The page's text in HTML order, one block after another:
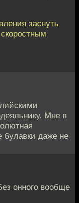
заснуть
Мне в
булавки даже не
онного вообще